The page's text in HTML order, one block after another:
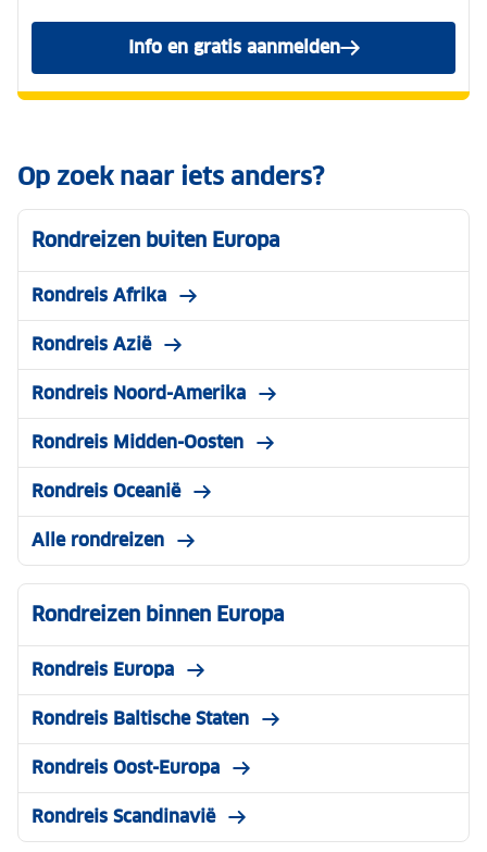
Info en gratis aanmelden
Op zoek naar iets anders?
Rondreizen buiten Europa
Rondreis Afrika
Rondreis Azië
Rondreis Noord-Amerika
Rondreis Midden-Oosten
Rondreis Oceanië
Alle rondreizen
Rondreizen binnen Europa
Rondreis Europa
Rondreis Baltische Staten
Rondreis Oost-Europa
Rondreis Scandinavië